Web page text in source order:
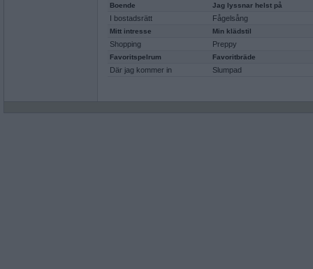
Boende Jag lyssnar helst på
I bostadsrätt Fågelsång
Mitt intresse Min klädstil
Shopping Preppy
Favoritspelrum Favoritbräde
Där jag kommer in Slumpad